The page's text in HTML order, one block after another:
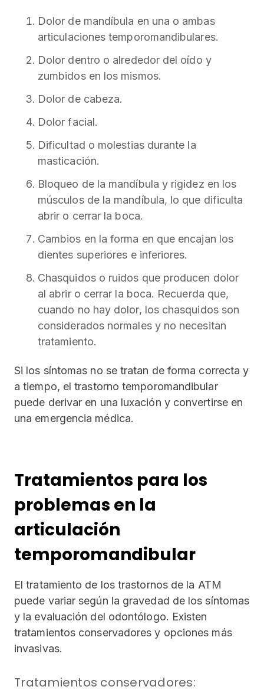
Dolor de mandíbula en una o ambas
articulaciones temporomandibulares.
Dolor dentro o alrededor del oído y
zumbidos en los mismos.
Dolor de cabeza.
Dolor facial.
Dificultad o molestias durante la
masticación.
Bloqueo de la mandíbula y rigidez en los
músculos de la mandíbula, lo que dificulta
abrir o cerrar la boca.
Cambios en la forma en que encajan los
dientes superiores e inferiores.
Chasquidos o ruidos que producen dolor
al abrir o cerrar la boca. Recuerda que,
cuando no hay dolor, los chasquidos son
considerados normales y no necesitan
tratamiento.
Si los síntomas no se tratan de forma correcta y
a tiempo, el trastorno temporomandibular
puede derivar en una luxación y convertirse en
una emergencia médica.
Tratamientos para los
problemas en la
articulación
temporomandibular
El tratamiento de los trastornos de la ATM
puede variar según la gravedad de los síntomas
y la evaluación del odontólogo. Existen
tratamientos conservadores y opciones más
invasivas.
Tratamientos conservadores: